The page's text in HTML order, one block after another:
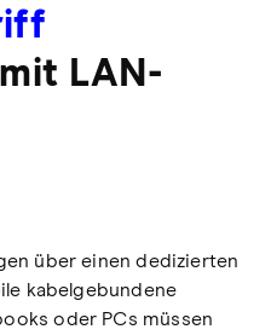
LAN-
über einen dedizierten
kabelgebundene
oder PCs müssen